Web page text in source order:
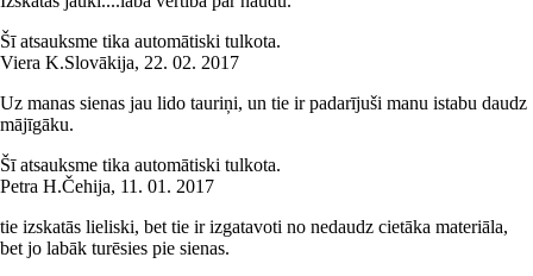
Šī atsauksme tika automātiski tulkota.
Viera K.Slovākija, 22. 02. 2017
Uz manas sienas jau lido tauriņi, un tie ir padarījuši manu istabu daudz
mājīgāku.
Šī atsauksme tika automātiski tulkota.
Petra H.Čehija, 11. 01. 2017
tie izskatās lieliski, bet tie ir izgatavoti no nedaudz cietāka materiāla,
bet jo labāk turēsies pie sienas.